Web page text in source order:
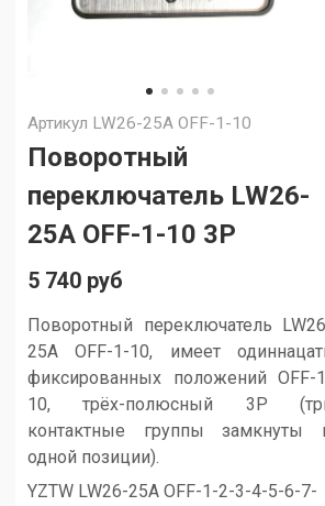
Артикул LW26-25A OFF-1-10
Поворотный
переключатель LW26-
25A OFF-1-10 3P
5 740 руб
Поворотный переключатель
25A OFF-1-10, имеет
фиксированных положений OFF-
10, трёх-полюсный 3P
контактные группы замкнуты
одной позиции).
YZTW LW26-25AOFF-1-2-3-4-5-6-7-